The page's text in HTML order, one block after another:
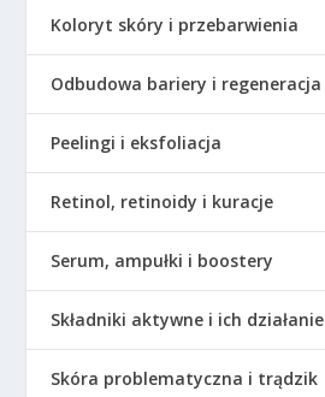
Koloryt skóry i przebarwienia
Odbudowa bariery i regeneracja
Peelingi i eksfoliacja
Retinol, retinoidy i kuracje
Serum, ampułki i boostery
Składniki aktywne i ich działanie
Skóra problematyczna i trądzik